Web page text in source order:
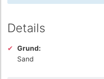
Details
Grund:
Sand